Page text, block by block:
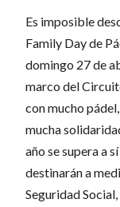
Es imposible
Family Day de
domingo 27 de
marco del
con mucho
mucha
año se supera a
destinarán a
Seguridad